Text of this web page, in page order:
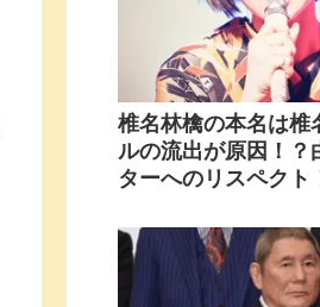
椎名林檎の本名は椎
ルの流出が原因！？
ターへのリスペクト